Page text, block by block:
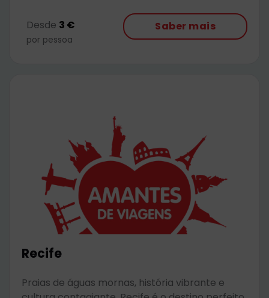
Desde 3 €
por pessoa
Saber mais
Recife
Praias de águas mornas, história vibrante e